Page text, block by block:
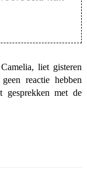
liet gisteren
reactie hebben
gesprekken met de